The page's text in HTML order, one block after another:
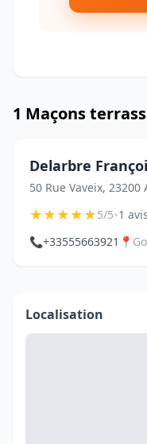
1 Maçons
Delarbre
50 Rue Vaveix, 23200
★★★★★5/5•1 avis
📞+33555663921 📍
Localisation